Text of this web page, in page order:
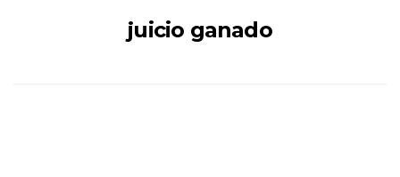
juicio ganado